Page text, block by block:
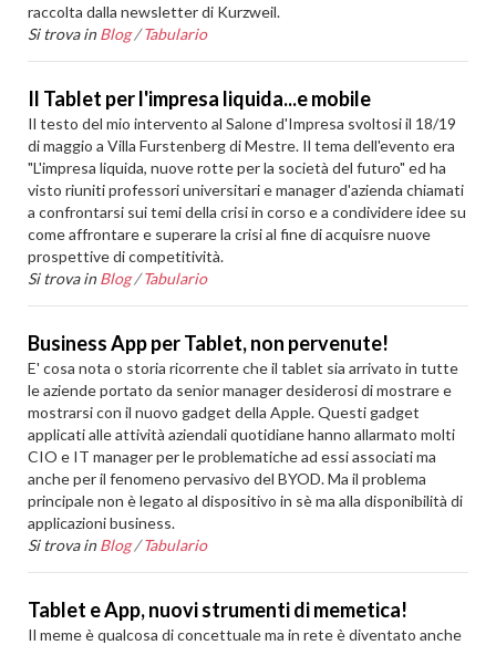
raccolta dalla newsletter di Kurzweil.
Si trova in Blog /Tabulario
Il Tablet per l'impresa liquida...e mobile
Il testo del mio intervento al Salone d'Impresa svoltosi il 18/19
di maggio a Villa Furstenberg di Mestre. Il tema dell'evento era
"L'impresa liquida, nuove rotte per la società del futuro" ed ha
visto riuniti professori universitari e manager d'azienda chiamati
a confrontarsi sui temi della crisi in corso e a condividere idee su
come affrontare e superare la crisi al fine di acquisre nuove
prospettive di competitività.
Si trova in Blog /Tabulario
Business App per Tablet, non pervenute!
E' cosa nota o storia ricorrente che il tablet sia arrivato in tutte
le aziende portato da senior manager desiderosi di mostrare e
mostrarsi con il nuovo gadget della Apple. Questi gadget
applicati alle attività aziendali quotidiane hanno allarmato molti
CIO e IT manager per le problematiche ad essi associati ma
anche per il fenomeno pervasivo del BYOD. Ma il problema
principale non è legato al dispositivo in sè ma alla disponibilità di
applicazioni business.
Si trova in Blog /Tabulario
Tablet e App, nuovi strumenti di memetica!
Il meme è qualcosa di concettuale ma in rete è diventato anche